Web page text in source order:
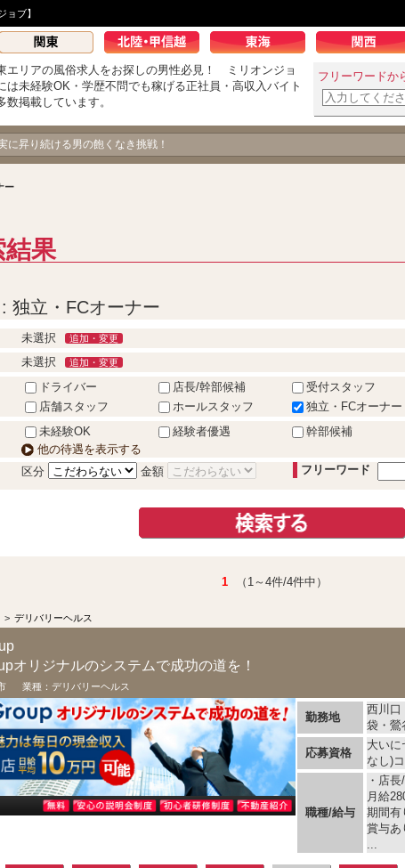
ョブ】
エリアの風俗求人をお探しの男性必見！ ミリオンジョ
は未経験OK・学歴不問でも稼げる正社員・高収入バイト
数掲載しています。
フリーワードか
に昇り続ける男の飽くなき挑戦！
ー
結果
独立・FCオーナー
未選択 追加・変更
未選択 追加・変更
ドライバー 店長/幹部候補 受付スタッフ
店舗スタッフ
ホールスタッフ 独立・FCオーナー
未経験OK 経験者優遇 幹部候補
他の待遇を表示する
区分 金額 フリーワード
1 （1～4件/4件中）
> デリバリーヘルス
オリジナルのシステムで成功の道を！
業種： デリバリーヘルス
勤務地
西川口
袋・鶯
応募資格
大いに
なし)
職種/給与
・店
月給
期間有
賞与あ